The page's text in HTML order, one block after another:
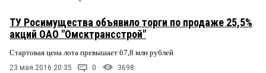
ТУ Росимущества объявило торги по продаже 25,5%
акций ОАО "Омсктрансстрой"
Стартовая цена лота превышает 67,8 млн рублей
23 мая 2016 20:35 0 3698